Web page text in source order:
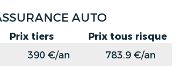
AUTO
Prix tiers
Prix tous risque
390 €/an
783.9 €/an